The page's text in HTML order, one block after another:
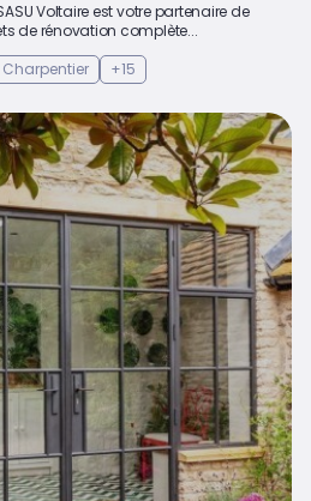
Voltaire est votre partenaire de
de rénovation complète...
Charpentier +15